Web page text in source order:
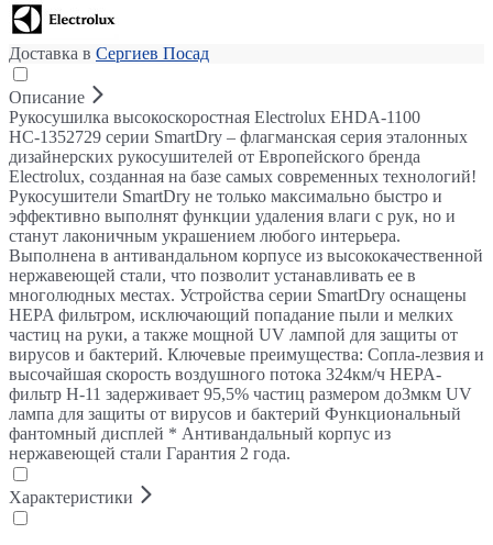
Доставка в Сергиев Посад
Описание
Рукосушилка высокоскоростная Electrolux EHDA-1100
НС-1352729 серии SmartDry – флагманская серия эталонных
дизайнерских рукосушителей от Европейского бренда
Electrolux, созданная на базе самых современных технологий!
Рукосушители SmartDry не только максимально быстро и
эффективно выполнят функции удаления влаги с рук, но и
станут лаконичным украшением любого интерьера.
Выполнена в антивандальном корпусе из высококачественной
нержавеющей стали, что позволит устанавливать ее в
многолюдных местах. Устройства серии SmartDry оснащены
HEPA фильтром, исключающий попадание пыли и мелких
частиц на руки, а также мощной UV лампой для защиты от
вирусов и бактерий. Ключевые преимущества: Сопла-лезвия и
высочайшая скорость воздушного потока 324км/ч HEPA-
фильтр H-11 задерживает 95,5% частиц размером до3мкм UV
лампа для защиты от вирусов и бактерий Функциональный
фантомный дисплей * Антивандальный корпус из
нержавеющей стали Гарантия 2 года.
Характеристики